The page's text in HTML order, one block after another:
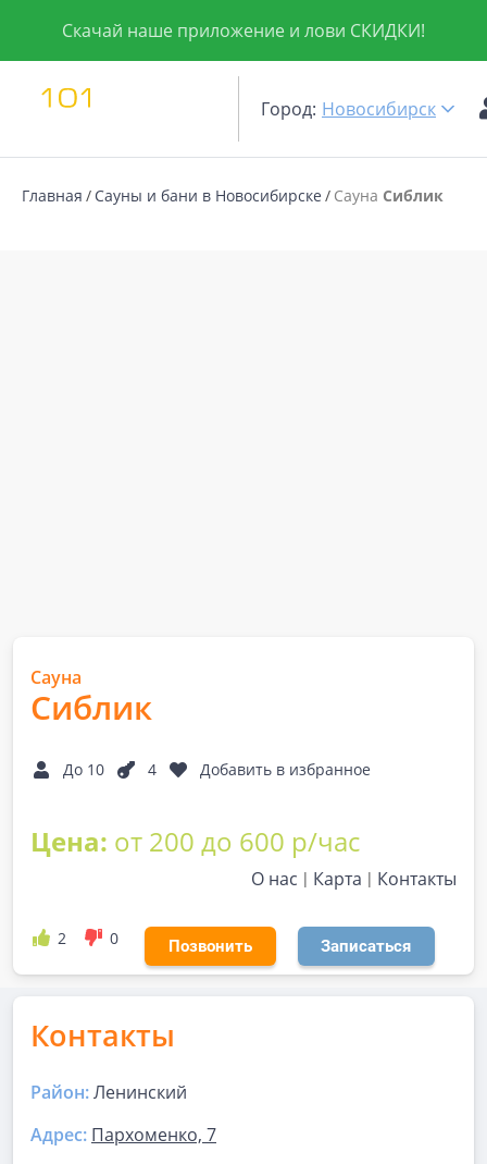
Скачай наше приложение и лови СКИДКИ!
Город: Новосибирск
Главная Сауны и бани в Новосибирске Сауна Сиблик
Сауна
Сиблик
До 10 4 Добавить в избранное
Цена: от 200 до 600 р/час
О нас Карта Контакты
2 0 Позвонить Записаться
Контакты
Район:Ленинский
Адрес: Пархоменко, 7